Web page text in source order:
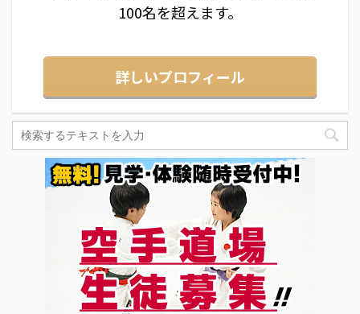
100名を超えます。
詳しいプロフィール